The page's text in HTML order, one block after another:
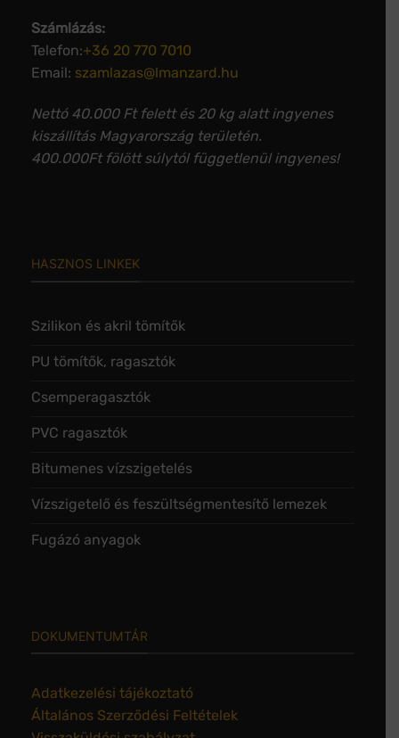
Számlázás:
Telefon:+36 20 770 7010
Email: szamlazas@lmanzard.hu
Nettó 40.000 Ft felett és 20 kg alatt ingyenes
kiszállítás Magyarország területén.
400.000Ft fölött súlytól függetlenül ingyenes!
HASZNOS LINKEK
Szilikon és akril tömítők
PU tömítők, ragasztók
Csemperagasztók
PVC ragasztók
Bitumenes vízszigetelés
Vízszigetelő és feszültségmentesítő lemezek
Fugázó anyagok
DOKUMENTUMTÁR
Adatkezelési tájékoztató
Általános Szerződési Feltételek